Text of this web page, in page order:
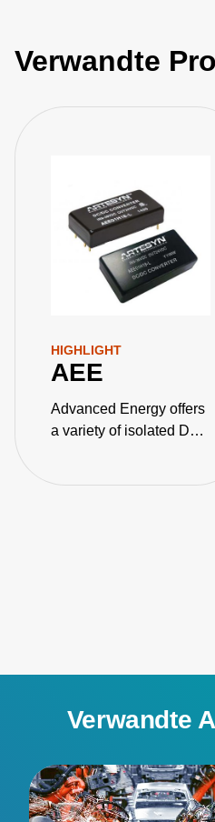
Verwandte
HIGHLIGHT
AEE
Advanced Energy offers
a variety of isolated DC-
Verwandte